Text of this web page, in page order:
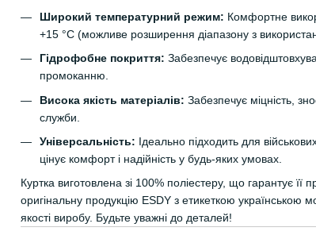
Широкий температурний режим: Комфортне
+15 °C (можливе розширення діапазону з
Гідрофобне покриття: Забезпечує
промоканню.
Висока якість матеріалів: Забезпечує міцність,
служби.
Універсальність: Ідеально підходить для
цінує комфорт і надійність у будь-яких умовах.
Куртка виготовлена зі 100% поліестеру, що гарантує її
оригінальну продукцію ESDY з етикеткою
якості виробу. Будьте уважні до деталей!